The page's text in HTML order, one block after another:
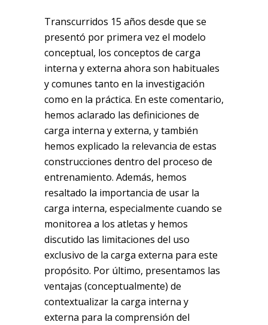
Transcurridos 15 años desde que se
presentó por primera vez el modelo
conceptual, los conceptos de carga
interna y externa ahora son habituales
y comunes tanto en la investigación
como en la práctica. En este comentario,
hemos aclarado las definiciones de
carga interna y externa, y también
hemos explicado la relevancia de estas
construcciones dentro del proceso de
entrenamiento. Además, hemos
resaltado la importancia de usar la
carga interna, especialmente cuando se
monitorea a los atletas y hemos
discutido las limitaciones del uso
exclusivo de la carga externa para este
propósito. Por último, presentamos las
ventajas (conceptualmente) de
contextualizar la carga interna y
externa para la comprensión del